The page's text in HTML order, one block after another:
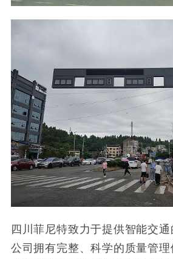
四川菲尼特致力于提供智能交通
公司拥有完整、科学的质量管